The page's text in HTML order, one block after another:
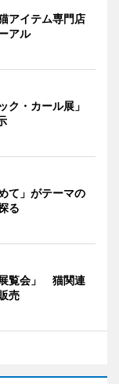
アイテム専門店
アル
ク・カール展」
て」がテーマの
る
覧会」 猫関連
売